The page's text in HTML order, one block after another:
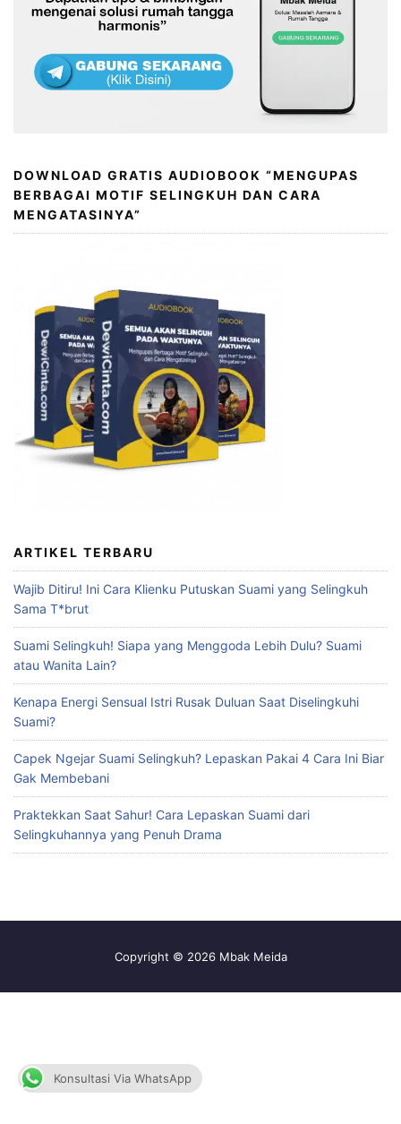
DOWNLOAD GRATIS AUDIOBOOK “MENGUPAS
BERBAGAI MOTIF SELINGKUH DAN CARA
MENGATASINYA”
ARTIKEL TERBARU
Wajib Ditiru! Ini Cara Klienku Putuskan Suami yang Selingkuh
Sama T*brut
Suami Selingkuh! Siapa yang Menggoda Lebih Dulu? Suami
atau Wanita Lain?
Kenapa Energi Sensual Istri Rusak Duluan Saat Diselingkuhi
Suami?
Capek Ngejar Suami Selingkuh? Lepaskan Pakai 4 Cara Ini Biar
Gak Membebani
Praktekkan Saat Sahur! Cara Lepaskan Suami dari
Selingkuhannya yang Penuh Drama
Copyright © 2026 Mbak Meida
Konsultasi Via WhatsApp